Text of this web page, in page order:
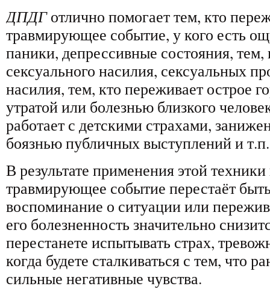
ДПДГотлично помогает тем, кто
травмирующее событие, у кого есть
паники, депрессивные состояния, тем,
сексуального насилия, сексуальных
насилия, тем, кто переживает острое
утратой или болезнью близкого
работает с детскими страхами,
боязнью публичных выступлений и
В результате применения этой
травмирующее событие перестаёт
воспоминание о ситуации или
его болезненность значительно
перестанете испытывать страх,
когда будете сталкиваться с тем, что
сильные негативные чувства.